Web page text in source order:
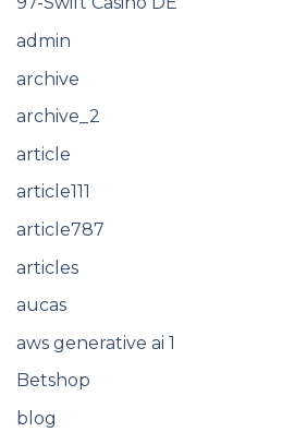
admin
archive
archive_2
article
article111
article787
articles
aucas
aws generative ai 1
Betshop
blog